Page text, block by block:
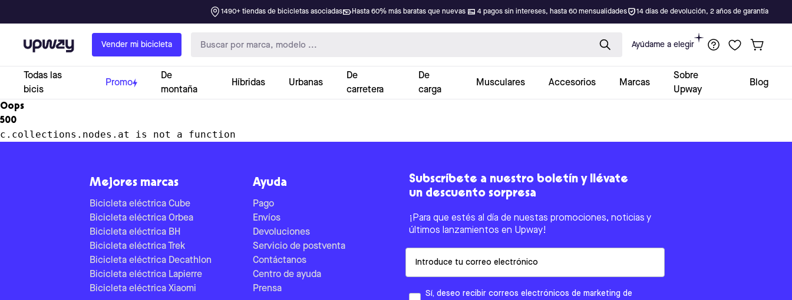
1490+ tiendas de bicicletas asociadas Hasta 60% más baratas que nuevas 4 pagos sin intereses, hasta 60 mensualidades 14 días de devolución, 2 años de garantía
Upway Vender mi bicicleta Ayúdame a elegir
Todas las
bicis
Promo
De
montaña
Híbridas Urbanas
De
carretera
De
carga
Musculares Accesorios Marcas
Sobre
Upway
Blog
Oops
500
c.collections.nodes.at is not a function
Mejores marcas
Bicicleta eléctrica Cube
Bicicleta eléctrica Orbea
Bicicleta eléctrica BH
Bicicleta eléctrica Trek
Bicicleta eléctrica Decathlon
Bicicleta eléctrica Lapierre
Bicicleta eléctrica Xiaomi
Ayuda
Pago
Envíos
Devoluciones
Servicio de postventa
Contáctanos
Centro de ayuda
Prensa
Subscríbete a nuestro boletín y llévate
un descuento sorpresa
¡Para que estés al día de nuestas promociones, noticias y
últimos lanzamientos en Upway!
Sí, deseo recibir correos electrónicos de marketing de